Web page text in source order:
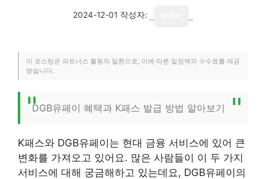
2024-12-01 작성자:
이 포스팅은 파트너스 활동의 일환으로, 이에 따른 일정액의 수수료를 제공
받습니다.
DGB유페이 혜택과 K패스 발급 방법 알아보기
K패스와 DGB유페이는 현대 금융 서비스에 있어 큰
변화를 가져오고 있어요. 많은 사람들이 이 두 가지
서비스에 대해 궁금해하고 있는데요, DGB유페이의